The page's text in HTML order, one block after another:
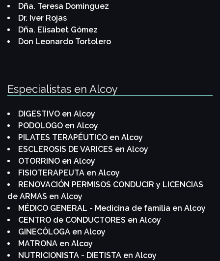
Dña. Teresa Dominguez
Dr. Iver Rojas
Dña. Elisabet Gómez
Don Leonardo Tortolero
Especialistas en Alcoy
DIGESTIVO en Alcoy
PODOLOGO en Alcoy
PILATES TERAPÉUTICO en Alcoy
ESCLEROSIS DE VARICES en Alcoy
OTORRINO en Alcoy
FISIOTERAPEUTA en Alcoy
RENOVACIÓN PERMISOS CONDUCIR y LICENCIAS
de ARMAS en Alcoy
MÉDICO GENERAL - Medicina de familia en Alcoy
CENTRO de CONDUCTORES en Alcoy
GINECÓLOGA en Alcoy
MATRONA en Alcoy
NUTRICIONISTA - DIETISTA en Alcoy